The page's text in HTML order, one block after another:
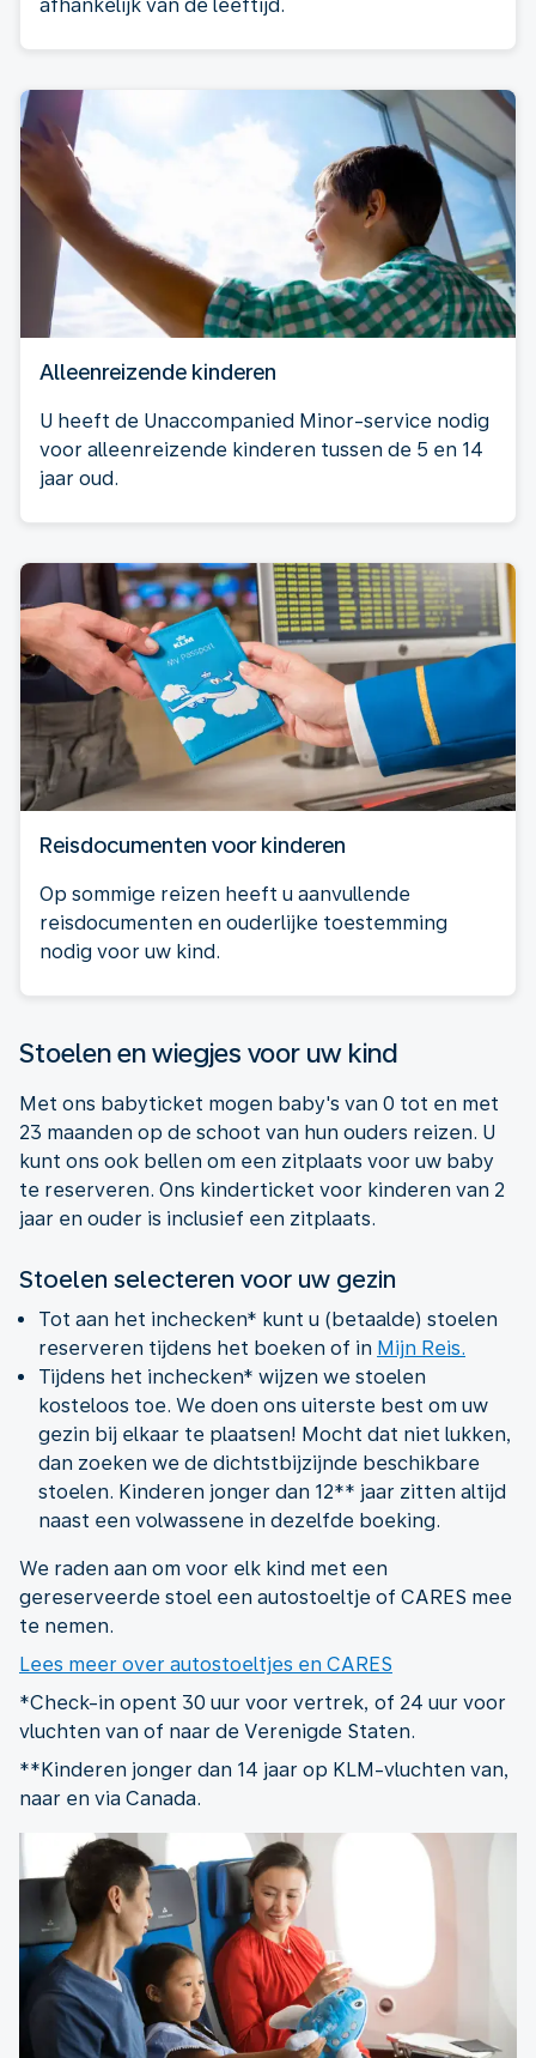
afhankelijk van de leeftijd.
Alleenreizende kinderen
U heeft de Unaccompanied Minor-service nodig
voor alleenreizende kinderen tussen de 5 en 14
jaar oud.
Reisdocumenten voor kinderen
Op sommige reizen heeft u aanvullende
reisdocumenten en ouderlijke toestemming
nodig voor uw kind.
Stoelen en wiegjes voor uw kind
Met ons babyticket mogen baby's van 0 tot en met
23 maanden op de schoot van hun ouders reizen. U
kunt ons ook bellen om een zitplaats voor uw baby
te reserveren. Ons kinderticket voor kinderen van 2
jaar en ouder is inclusief een zitplaats.
Stoelen selecteren voor uw gezin
Tot aan het inchecken* kunt u (betaalde) stoelen
reserveren tijdens het boeken of in Mijn Reis.
Tijdens het inchecken* wijzen we stoelen
kosteloos toe. We doen ons uiterste best om uw
gezin bij elkaar te plaatsen! Mocht dat niet lukken,
dan zoeken we de dichtstbijzijnde beschikbare
stoelen. Kinderen jonger dan 12** jaar zitten altijd
naast een volwassene in dezelfde boeking.
We raden aan om voor elk kind met een
gereserveerde stoel een autostoeltje of CARES mee
te nemen.
Lees meer over autostoeltjes en CARES
*Check-in opent 30 uur voor vertrek, of 24 uur voor
vluchten van of naar de Verenigde Staten.
**Kinderen jonger dan 14 jaar op KLM-vluchten van,
naar en via Canada.